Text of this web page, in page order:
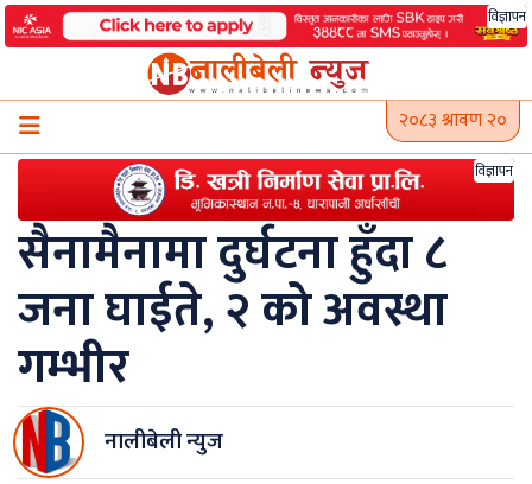
Skip
to
विज्ञापन
२०८३ श्रावण २०
विज्ञापन
सैनामैनामा दुर्घटना हुँदा ८
जना घाईते, २ को अवस्था
गम्भीर
नालीबेली न्युज